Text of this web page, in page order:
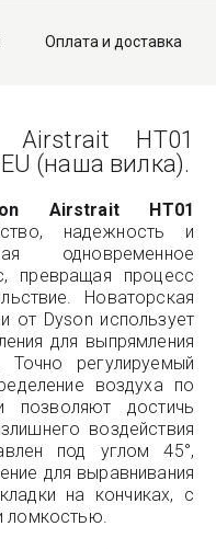
Оплата и доставка
Airstrait HT01
(наша вилка).
Airstrait HT01
надежность и
одновременное
превращая процесс
Новаторская
от Dyson использует
для выпрямления
регулируемый
воздуха по
достичь
воздействия
под углом 45°,
для выравнивания
на кончиках, с
ломкостью.